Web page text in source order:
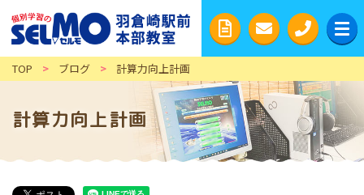
TOP > ブログ > 計算力向上計画
計算力向上計画